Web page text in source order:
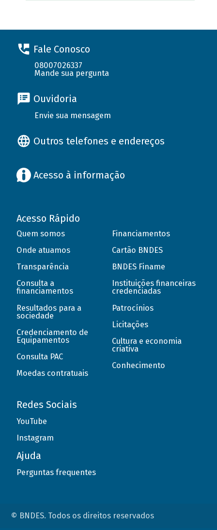
Fale Conosco
08007026337
Mande sua pergunta
Ouvidoria
Envie sua mensagem
Outros telefones e endereços
Acesso à informação
Acesso Rápido
Quem somos
Onde atuamos
Transparência
Consulta a
financiamentos
Resultados para a
sociedade
Credenciamento de
Equipamentos
Consulta PAC
Moedas contratuais
Financiamentos
Cartão BNDES
BNDES Finame
Instituições financeiras
credenciadas
Patrocínios
Licitações
Cultura e economia
criativa
Conhecimento
Redes Sociais
YouTube
Instagram
Ajuda
Perguntas frequentes
© BNDES. Todos os direitos reservados